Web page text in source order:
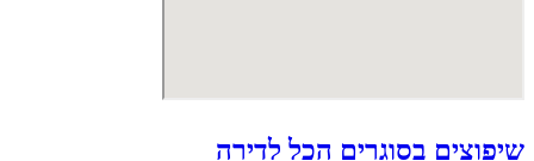
שיפוצים בסוגרים הכל לדירה